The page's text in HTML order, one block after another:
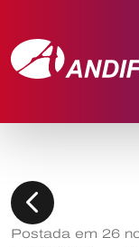
chevron_left
Postada em 26